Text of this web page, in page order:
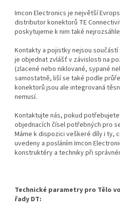
Imcon Electronics je největší
distributor konektorů TE
poskytujeme k nim také
Kontakty a pojistky nejsou
je objednat zvlášť v závislosti na
(zlacené nebo niklované, sypané
samostatně, liší se také podle
konektorů jsou ale integrovaná
nemusí.
Kontaktujte nás, pokud
objednacích čísel potřebných pro
Máme k dispozici veškeré díly i ty,
uvedeny a posláním Imcon
konstruktéry a techniky při
Technické parametry pro Tělo
řady DT: